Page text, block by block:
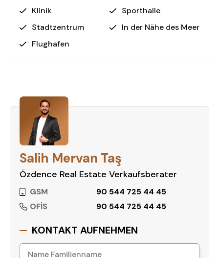
Klinik
Sporthalle
Stadtzentrum
In der Nähe des Meeres
Flughafen
Salih Mervan Taş
Özdence Real Estate Verkaufsberater
GSM
90 544 725 44 45
OFİS
90 544 725 44 45
KONTAKT AUFNEHMEN